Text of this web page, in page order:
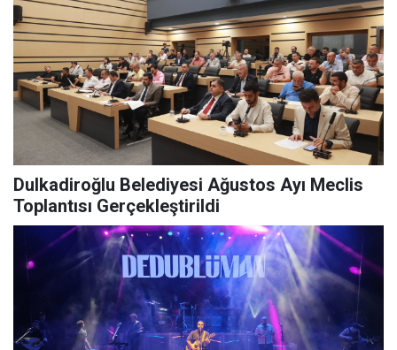
Dulkadiroğlu Belediyesi Ağustos Ayı Meclis
Toplantısı Gerçekleştirildi